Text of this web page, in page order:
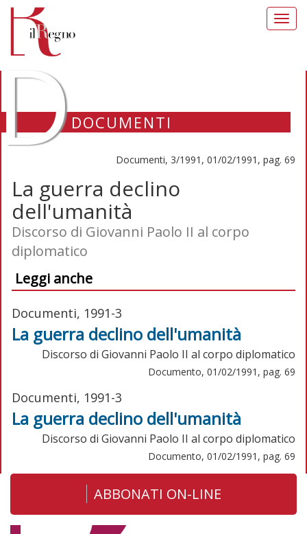
DOCUMENTI
Documenti, 3/1991, 01/02/1991, pag. 69
La guerra declino
dell'umanità
Discorso di Giovanni Paolo II al corpo
diplomatico
Leggi anche
Documenti, 1991-3
La guerra declino dell'umanità
Discorso di Giovanni Paolo II al corpo diplomatico
Documento, 01/02/1991, pag. 69
Documenti, 1991-3
La guerra declino dell'umanità
Discorso di Giovanni Paolo II al corpo diplomatico
Documento, 01/02/1991, pag. 69
ABBONATI ON-LINE